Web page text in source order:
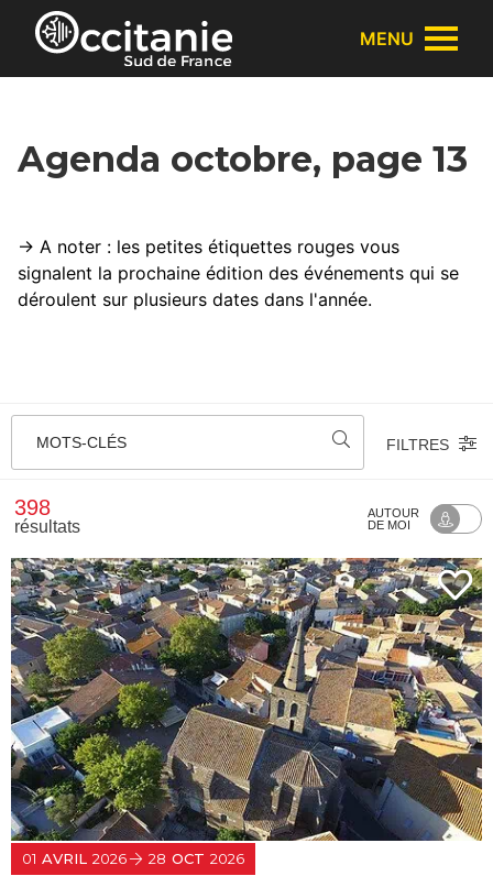
Panneau de gestion des cookies
MENU
Agenda octobre, page 13
→ A noter : les petites étiquettes rouges vous
signalent la prochaine édition des événements qui se
déroulent sur plusieurs dates dans l'année.
MOTS-CLÉS FILTRES
398
résultats
AUTOUR
DE MOI
01 AVRIL 2026 28 OCT 2026